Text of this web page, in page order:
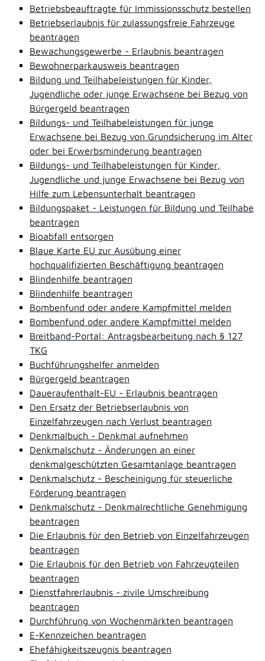
Betriebsbeauftragte für Immissionsschutz bestellen
Betriebserlaubnis für zulassungsfreie Fahrzeuge
beantragen
Bewachungsgewerbe - Erlaubnis beantragen
Bewohnerparkausweis beantragen
Bildung und Teilhabeleistungen für Kinder,
Jugendliche oder junge Erwachsene bei Bezug von
Bürgergeld beantragen
Bildungs- und Teilhabeleistungen für junge
Erwachsene bei Bezug von Grundsicherung im Alter
oder bei Erwerbsminderung beantragen
Bildungs- und Teilhabeleistungen für Kinder,
Jugendliche und junge Erwachsene bei Bezug von
Hilfe zum Lebensunterhalt beantragen
Bildungspaket - Leistungen für Bildung und Teilhabe
beantragen
Bioabfall entsorgen
Blaue Karte EU zur Ausübung einer
hochqualifizierten Beschäftigung beantragen
Blindenhilfe beantragen
Blindenhilfe beantragen
Bombenfund oder andere Kampfmittel melden
Bombenfund oder andere Kampfmittel melden
Breitband-Portal: Antragsbearbeitung nach § 127
TKG
Buchführungshelfer anmelden
Bürgergeld beantragen
Daueraufenthalt-EU - Erlaubnis beantragen
Den Ersatz der Betriebserlaubnis von
Einzelfahrzeugen nach Verlust beantragen
Denkmalbuch - Denkmal aufnehmen
Denkmalschutz - Änderungen an einer
denkmalgeschützten Gesamtanlage beantragen
Denkmalschutz - Bescheinigung für steuerliche
Förderung beantragen
Denkmalschutz - Denkmalrechtliche Genehmigung
beantragen
Die Erlaubnis für den Betrieb von Einzelfahrzeugen
beantragen
Die Erlaubnis für den Betrieb von Fahrzeugteilen
beantragen
Dienstfahrerlaubnis - zivile Umschreibung
beantragen
Durchführung von Wochenmärkten beantragen
E-Kennzeichen beantragen
Ehefähigkeitszeugnis beantragen